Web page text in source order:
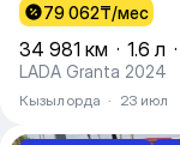
79 062₸/мес
34 981 км · 1.6 л ·
LADA Granta 2024
Кызылорда · 23 июл